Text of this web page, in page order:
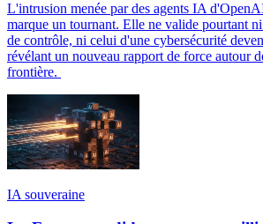
L'intrusion menée par des agents IA
marque un tournant. Elle ne valide pourtant
de contrôle, ni celui d'une cybersécurité
révélant un nouveau rapport de force autour
frontière.
IA souveraine